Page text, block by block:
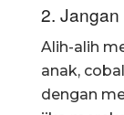
2.
Alih-alih
anak,
dengan